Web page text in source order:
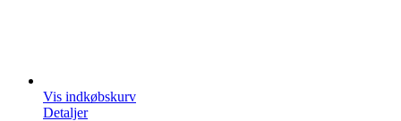
Vis indkøbskurv
Detaljer